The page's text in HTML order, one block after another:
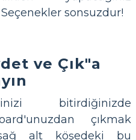
sonsuzdur!
ve Çık"a
bitirdiğinizde
çıkmak
alt köşedeki bu